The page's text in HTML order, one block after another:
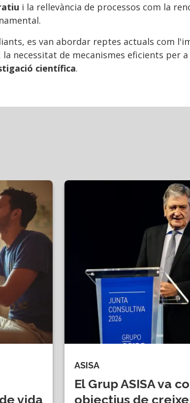
i la rellevància de processos com la
es van abordar reptes actuals com
la necessitat de mecanismes eficients per a
científica.
vida
ASISA
El Grup ASISA va
objectius de